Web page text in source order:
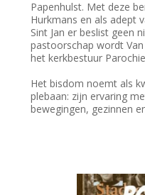
Papenhulst. Met deze
Hurkmans en als adept
Sint Jan er beslist geen
pastoorschap wordt
het kerkbestuur
Het bisdom noemt als
plebaan: zijn ervaring
bewegingen, gezinnen